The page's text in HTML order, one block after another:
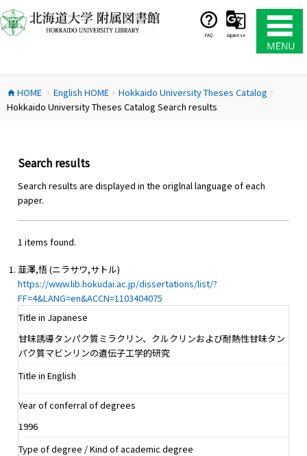
ン
テ
ス
キ
FAQ Japanese
home HOME chevron_right English HOMEchevron_right Hokkaido University Theses Catalog chevron_right
Hokkaido University Theses Catalog Search results
Search results
Search results are displayed in the origlnal language of each
paper.
1 items found.
韮澤,悟 (ニラサワ,サトル)
https://www.lib.hokudai.ac.jp/dissertations/list/?
FF=4&LANG=en&ACCN=1103404075
Title in Japanese
甘味誘導タンパク質ミラクリン、クルクリンおよび耐熱性甘味タン
パク質マビンリンの遺伝子工学的研究
Title in English
Year of conferral of degrees
1996
Type of degree / Kind of academic degree